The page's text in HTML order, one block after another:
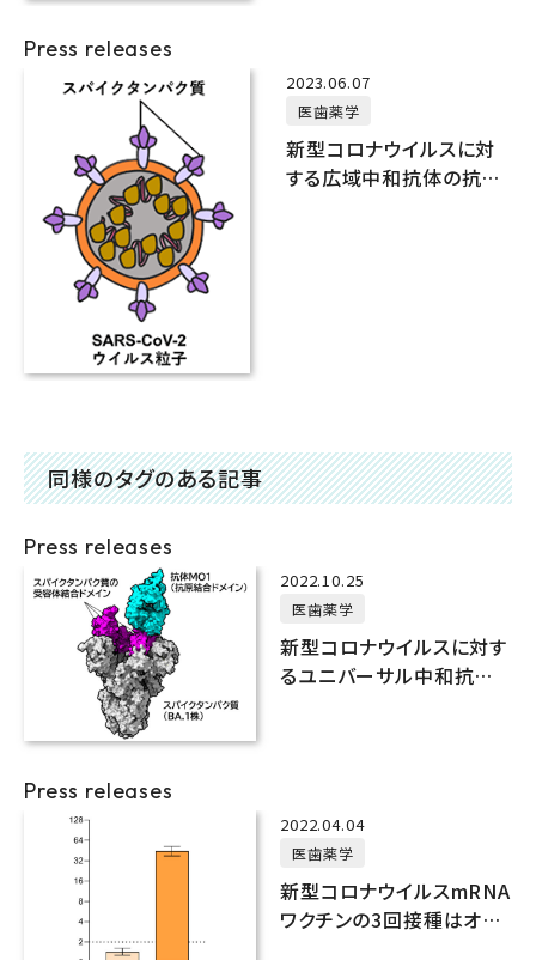
Press releases
2023.06.07
医歯薬学
新型コロナウイルスに対
する広域中和抗体の抗原
同様のタグのある記事
Press releases
2022.10.25
医歯薬学
新型コロナウイルスに対す
るユニバーサル中和抗体
Press releases
2022.04.04
医歯薬学
新型コロナウイルスmRNA
ワクチンの3回接種はオミ